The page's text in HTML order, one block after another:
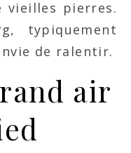
vieilles pierres.
typiquement
de ralentir.
air